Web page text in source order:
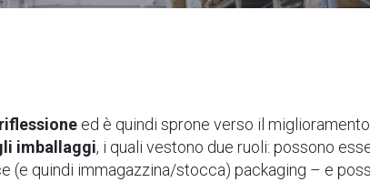
ed è quindi sprone verso il
imballaggi, i quali vestono due ruoli: possono
(e quindi immagazzina/stocca) packaging – e